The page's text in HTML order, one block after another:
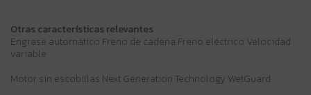
Otras características relevantes
Engrase automático Freno de cadena Freno eléctrico Velocidad
variable
Motor sin escobillas Next Generation Technology WetGuard